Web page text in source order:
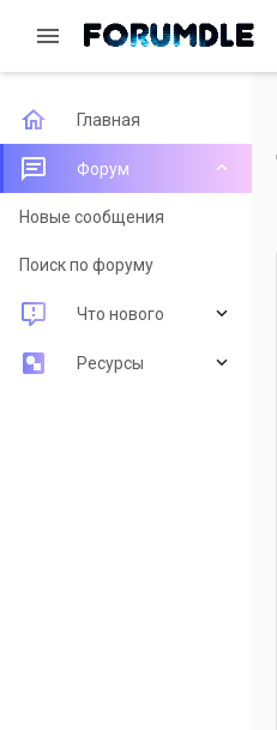
Главная
Форум
Новые сообщения
Поиск по форуму
Что нового
Новые сообщения
Ресурсы